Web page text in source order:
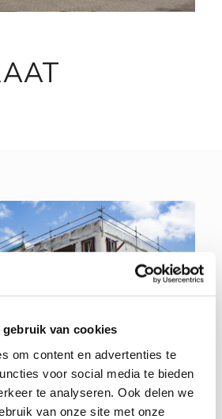
gebruik van cookies
om content en advertenties te
voor social media te bieden
te analyseren. Ook delen we
van onze site met onze